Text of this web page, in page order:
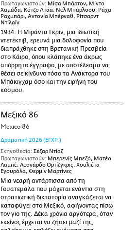
Πρωταγωνιστούν: Μίσα Μπάρτον, Μίντο
Χαμάδα, Κότζο Ατάα, Νελ Μπάρλοου, Ράχα
Ραχμπάρι, Αντονία Μπέρναθ, Ρίτσαρντ
Ντίλαϊν
1934. Η Μιράντα Γκριν, μια ιδιωτική
ντετέκτιβ, ερευνά μια δολοφονία που
διαπράχθηκε στη Βρετανική Πρεσβεία
στο Κάιρο, όπου κλάπηκε ένα άκρως
απόρρητο έγγραφο, με αποτέλεσμα να
θέσει σε κίνδυνο τόσο τα Ανάκτορα του
Μπάκιγχαμ όσο και την ειρήνη του
κόσμου.
Μεξικό 86
Mexico 86
Δραματική 2026 (ΕΓΧΡ.)
Σκηνοθεσία: Σέζαρ Ντίαζ
Πρωταγωνιστούν: Μπερενίς Μπεζό, Ματέο
Λαμπέ, Λεονάρδο Ορτίζγκρις, Χουλιέτα
Εγουρόλα, Φερμίν Μαρτίνες
Μια νεαρή αντάρτισσα από τη
Γουατεμάλα που μάχεται ενάντια στη
στρατιωτική δικτατορία αναγκάζεται να
καταφύγει στο Μεξικό, αφήνοντας πίσω
τον γιο της. Δέκα χρόνια αργότερα, όταν
εκείνος έρχεται να ζήσει μαζί της,